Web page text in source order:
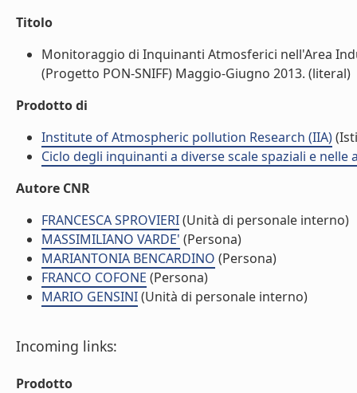
Titolo
Monitoraggio di Inquinanti Atmosferici nell'Area
(Progetto PON-SNIFF) Maggio-Giugno 2013. (literal)
Prodotto di
Institute of Atmospheric pollution Research (IIA)
Ciclo degli inquinanti a diverse scale spaziali e nelle
Autore CNR
FRANCESCA SPROVIERI(Unità di personale interno)
MASSIMILIANO VARDE' (Persona)
MARIANTONIA BENCARDINO (Persona)
FRANCO COFONE (Persona)
MARIO GENSINI(Unità di personale interno)
Incoming links:
Prodotto